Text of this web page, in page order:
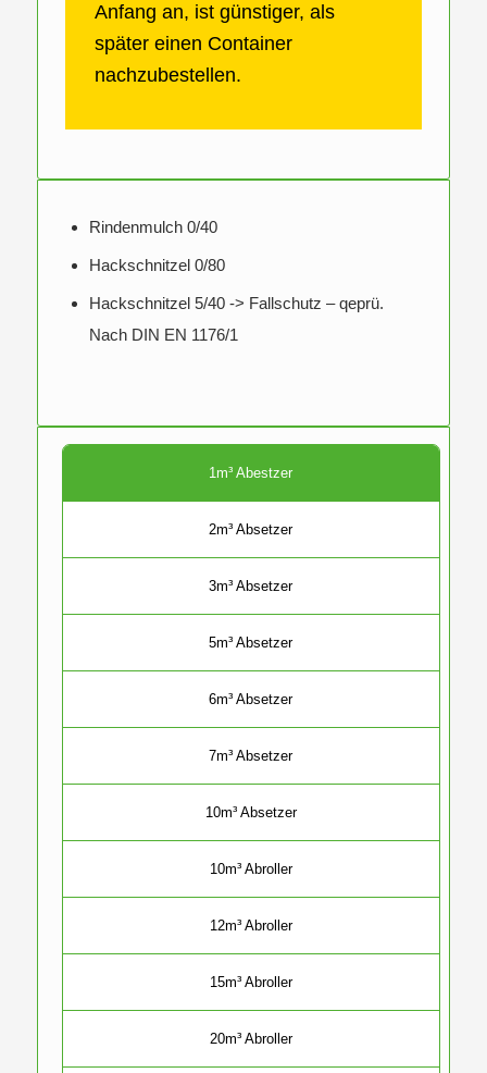
Anfang an, ist günstiger, als
später einen Container
nachzubestellen.
Rindenmulch 0/40
Hackschnitzel 0/80
Hackschnitzel 5/40 -> Fallschutz – qeprü.
Nach DIN EN 1176/1
1m³ Abestzer
2m³ Absetzer
3m³ Absetzer
5m³ Absetzer
6m³ Absetzer
7m³ Absetzer
10m³ Absetzer
10m³ Abroller
12m³ Abroller
15m³ Abroller
20m³ Abroller